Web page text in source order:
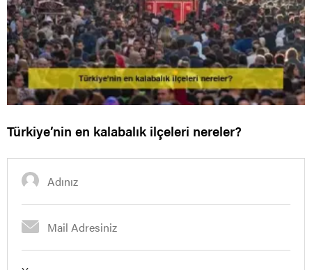
Türkiye’nin en kalabalık ilçeleri nereler?